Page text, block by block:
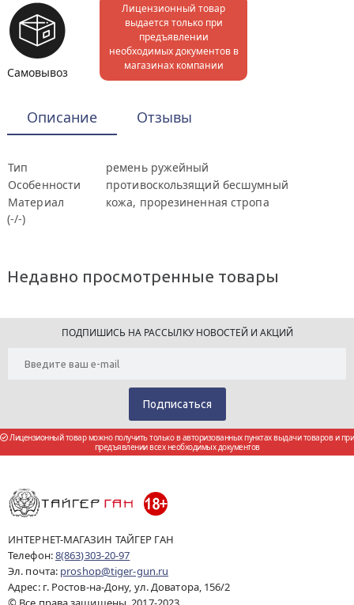
Самовывоз
Лицензионный товар
выдается только при
предъявлении
необходимых документов в
магазинах компании
Описание Отзывы
Тип
ремень ружейный
Особенности
противоскользящий бесшумный
Материал
кожа, прорезиненная стропа
(-/-)
Недавно просмотренные товары
ПОДПИШИСЬ НА РАССЫЛКУ НОВОСТЕЙ И АКЦИЙ
Лицензионный товар можно получить только в авторизованных пунктах выдачи товаров и при
предъявлении всех необходимых документов
ИНТЕРНЕТ-МАГАЗИН ТАЙГЕР ГАН
Телефон:8(863)303-20-97
Эл. почта: proshop@tiger-gun.ru
Адрес: г. Ростов-на-Дону, ул. Доватора, 156/2